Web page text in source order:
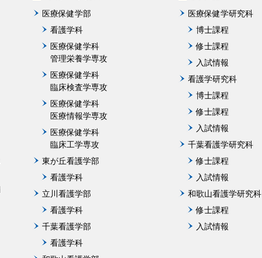
医療保健学部
看護学科
医療保健学科
管理栄養学専攻
医療保健学科
臨床検査学専攻
医療保健学科
医療情報学専攻
医療保健学科
臨床工学専攻
東が丘看護学部
看護学科
立川看護学部
看護学科
千葉看護学部
看護学科
医療保健学研究科
博士課程
修士課程
入試情報
看護学研究科
博士課程
修士課程
入試情報
千葉看護学研究科
修士課程
入試情報
和歌山看護学研究科
修士課程
入試情報